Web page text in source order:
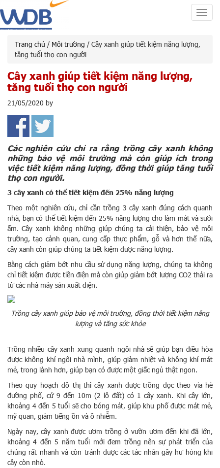
Trang chủ / Môi trường / Cây xanh giúp tiết kiệm năng lượng,
tăng tuổi thọ con người
Cây xanh giúp tiết kiệm năng lượng,
tăng tuổi thọ con người
21/05/2020 by
Các nghiên cứu chỉ ra rằng trồng cây xanh không
những bảo vệ môi trường mà còn giúp ích trong
việc tiết kiệm năng lượng, đồng thời giúp tăng tuổi
thọ con người.
3 cây xanh có thể tiết kiệm đến 25% năng lượng
Theo một nghiên cứu, chỉ cần trồng 3 cây xanh đúng cách quanh
nhà, bạn có thể tiết kiệm đến 25% năng lượng cho làm mát và sưởi
ấm. Cây xanh không những giúp chúng ta cải thiện, bảo vệ môi
trường, tạo cảnh quan, cung cấp thực phẩm, gỗ và hơn thế nữa,
cây xanh còn giúp chúng ta tiết kiệm được năng lượng.
Bằng cách giảm bớt nhu cầu sử dụng năng lượng, chúng ta không
chỉ tiết kiệm được tiền điện mà còn giúp giảm bớt lượng CO2 thải ra
từ các nhà máy sản xuất điện.
Trồng cây xanh giúp bảo vệ môi trường, đồng thời tiết kiệm năng
lượng và tăng sức khỏe
Trồng nhiều cây xanh xung quanh ngôi nhà sẽ giúp bạn điều hòa
được không khí ngôi nhà mình, giúp giảm nhiệt và không khí mát
mẻ, trong lành hơn, giúp bạn có được một giấc ngủ thật ngon.
Theo quy hoạch đô thị thì cây xanh được trồng dọc theo vỉa hè
đường phố, cứ 9 đến 10m (2 lô đất) có 1 cây xanh. Khi cây lớn,
khoảng 4 đến 5 tuổi sẽ cho bóng mát, giúp khu phố được mát mẻ,
mỹ quan, giảm tiếng ồn và ô nhiễm.
Ngày nay, cây xanh được ươm trồng ở vườn ươm đến khi đã lớn,
khoảng 4 đến 5 năm tuổi mới đem trồng nên sự phát triển của
chúng rất nhanh và còn tránh được các tác nhân gây hư hỏng khi
cây còn nhỏ.